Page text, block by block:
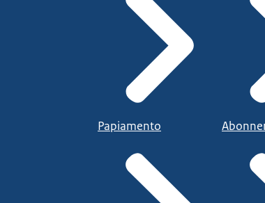
Papiamento